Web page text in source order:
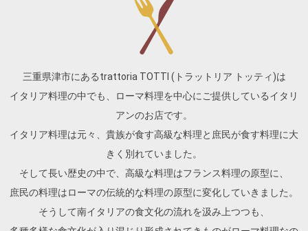
三重県津市にあるtrattoria TOTTI (トラットリア トッティ)は
イタリア料理の中でも、ローマ料理を中心にご提供しているイタリ
アンのお店です。
イタリア料理は元々、貴族が食す高級な料理と庶民が食す料理に大
きく別れていました。
そして長い歴史の中で、高級な料理はフランス料理の原型に、
庶民の料理はローマの伝統的な料理の原型に変化していきました。
そうして南イタリアの食文化の流れを汲み上つつも、